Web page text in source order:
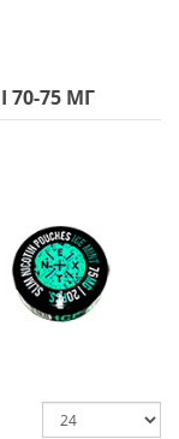
70-75 МГ